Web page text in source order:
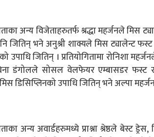
अन्य विजेताहरुतर्फ श्रद्धा महर्जनले
जितिन् भने अनुश्री शाक्यले मिस ट्यालेन्ट
उपाधि जितिन् । प्रतियोगितामा रोनिशा
डंगोलले सोसल वेलफेयर एम्बासडर फस्ट
डिसिप्लिनको उपाधि जितिन् भने अल्पा
अन्य अवार्डहरुमध्ये प्राश्ना श्रेष्ठले बेस्ट